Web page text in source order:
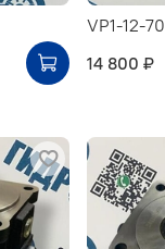
VP1-12-70
14 800 ₽